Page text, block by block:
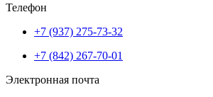
Телефон
+7 (937) 275-73-32
+7 (842) 267-70-01
Электронная почта